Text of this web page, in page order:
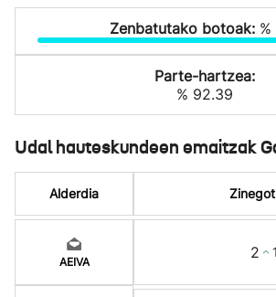
Zenbatutako botoak: %
Parte-hartzea:
% 92.39
Udal hauteskundeen emaitzak
Alderdia
AEIVA
2 1